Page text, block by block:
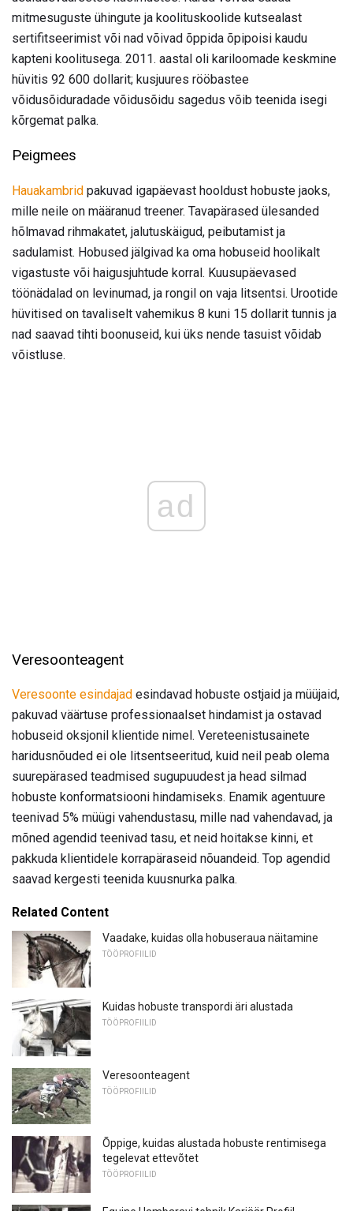
mitmesuguste ühingute ja koolituskoolide kutsealast
sertifitseerimist või nad võivad õppida õpipoisi kaudu
kapteni koolitusega. 2011. aastal oli kariloomade keskmine
hüvitis 92 600 dollarit; kusjuures rööbastee
võidusõiduradade võidusõidu sagedus võib teenida isegi
kõrgemat palka.
Peigmees
Hauakambrid pakuvad igapäevast hooldust hobuste jaoks,
mille neile on määranud treener. Tavapärased ülesanded
hõlmavad rihmakatet, jalutuskäigud, peibutamist ja
sadulamist. Hobused jälgivad ka oma hobuseid hoolikalt
vigastuste või haigusjuhtude korral. Kuusupäevased
töönädalad on levinumad, ja rongil on vaja litsentsi. Urootide
hüvitised on tavaliselt vahemikus 8 kuni 15 dollarit tunnis ja
nad saavad tihti boonuseid, kui üks nende tasuist võidab
võistluse.
ad
Veresoonteagent
Veresoonte esindajad esindavad hobuste ostjaid ja müüjaid,
pakuvad väärtuse professionaalset hindamist ja ostavad
hobuseid oksjonil klientide nimel. Vereteenistusainete
haridusnõuded ei ole litsentseeritud, kuid neil peab olema
suurepärased teadmised sugupuudest ja head silmad
hobuste konformatsiooni hindamiseks. Enamik agentuure
teenivad 5% müügi vahendustasu, mille nad vahendavad, ja
mõned agendid teenivad tasu, et neid hoitakse kinni, et
pakkuda klientidele korrapäraseid nõuandeid. Top agendid
saavad kergesti teenida kuusnurka palka.
Related Content
Vaadake, kuidas olla hobuseraua näitamine
TÖÖPROFIILID
Kuidas hobuste transpordi äri alustada
TÖÖPROFIILID
Veresoonteagent
TÖÖPROFIILID
Õppige, kuidas alustada hobuste rentimisega
tegelevat ettevõtet
TÖÖPROFIILID